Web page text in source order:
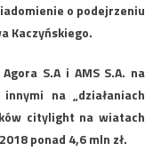
o podejrzeniu
Kaczyńskiego.
S.A i AMS S.A. na
na „działaniach
citylight na wiatach
ponad 4,6 mln zł.